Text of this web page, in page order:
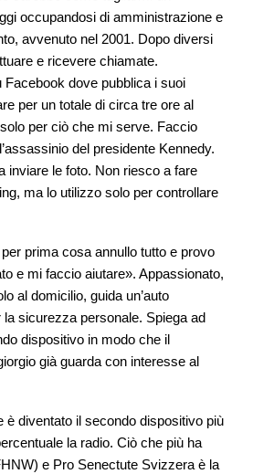
occupandosi di amministrazione e
avvenuto nel 2001. Dopo diversi
e ricevere chiamate.
Facebook dove pubblica i suoi
per un totale di circa tre ore al
per ciò che mi serve. Faccio
del presidente Kennedy.
inviare le foto. Non riesco a fare
ma lo utilizzo solo per controllare
prima cosa annullo tutto e provo
e mi faccio aiutare». Appassionato,
al domicilio, guida un’auto
sicurezza personale. Spiega ad
dispositivo in modo che il
già guarda con interesse al
diventato il secondo dispositivo più
la radio. Ciò che più ha
e Pro Senectute Svizzera è la